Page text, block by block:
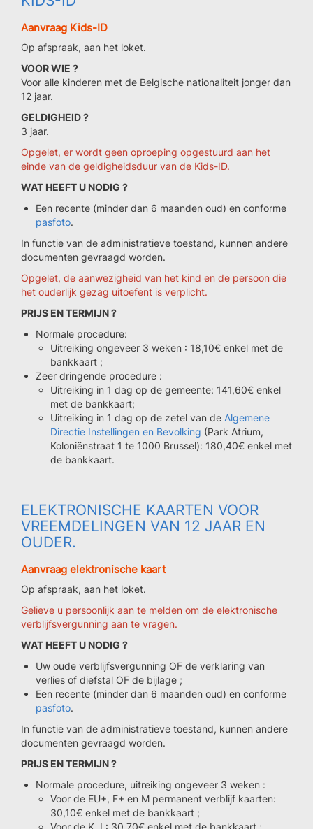
Aanvraag Kids-ID
Op afspraak, aan het loket.
VOOR WIE ?
Voor alle kinderen met de Belgische nationaliteit jonger dan
12 jaar.
GELDIGHEID ?
3 jaar.
Opgelet, er wordt geen oproeping opgestuurd aan het
einde van de geldigheidsduur van de Kids-ID.
WAT HEEFT U NODIG ?
Een recente (minder dan 6 maanden oud) en conforme
pasfoto.
In functie van de administratieve toestand, kunnen andere
documenten gevraagd worden.
Opgelet, de aanwezigheid van het kind en de persoon die
het ouderlijk gezag uitoefent is verplicht.
PRIJS EN TERMIJN ?
Normale procedure:
Uitreiking ongeveer 3 weken : 18,10€ enkel met de
bankkaart ;
Zeer dringende procedure :
Uitreiking in 1 dag op de gemeente: 141,60€ enkel
met de bankkaart;
Uitreiking in 1 dag op de zetel van de Algemene
Directie Instellingen en Bevolking (Park Atrium,
Koloniënstraat 1 te 1000 Brussel): 180,40€ enkel met
de bankkaart.
ELEKTRONISCHE KAARTEN VOOR
VREEMDELINGEN VAN 12 JAAR EN
OUDER.
Aanvraag elektronische kaart
Op afspraak, aan het loket.
Gelieve u persoonlijk aan te melden om de elektronische
verblijfsvergunning aan te vragen.
WAT HEEFT U NODIG ?
Uw oude verblijfsvergunning OF de verklaring van
verlies of diefstal OF de bijlage ;
Een recente (minder dan 6 maanden oud) en conforme
pasfoto.
In functie van de administratieve toestand, kunnen andere
documenten gevraagd worden.
PRIJS EN TERMIJN ?
Normale procedure, uitreiking ongeveer 3 weken :
Voor de EU+, F+ en M permanent verblijf kaarten:
30,10€ enkel met de bankkaart ;
Voor de K, L: 30,70€ enkel met de bankkaart ;